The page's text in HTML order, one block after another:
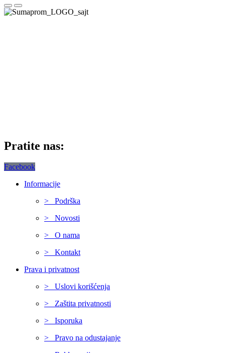
Pratite nas:
Facebook
Informacije
> Podrška
> Novosti
> O nama
> Kontakt
Prava i privatnost
> Uslovi korišćenja
> Zaštita privatnosti
> Isporuka
> Pravo na odustajanje